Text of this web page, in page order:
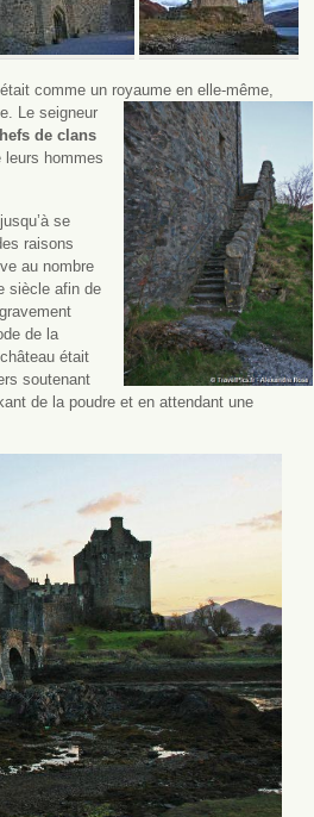
comme un royaume en elle-même,
Le seigneur
de clans
leurs hommes
jusqu’à se
raisons
au nombre
siècle afin de
de la
était
soutenant
de la poudre et en attendant une